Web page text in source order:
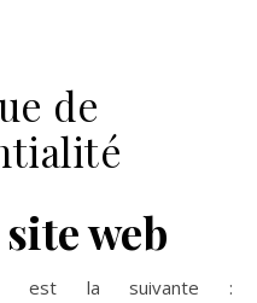
de
web
est la suivante :